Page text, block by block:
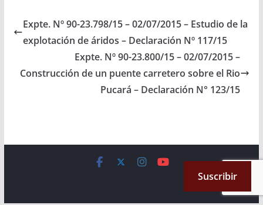
camino que une
localidad de Mecoyita
con el Municipio de
Santa Victoria Oeste,…
Expte. Nº 90-23.798/15 – 02/07/2015 – Estudio de la
explotación de áridos – Declaración Nº 117/15
Expte. Nº 90-23.800/15 – 02/07/2015 –
Construcción de un puente carretero sobre el Rio
Pucará – Declaración N° 123/15
. All rights reserved.
by ThemeGrill. Powered byWordPress.
Suscribir